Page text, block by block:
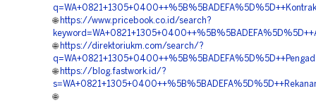
🌐 https://www.pricebook.co.id/search?
🌐 https://direktoriukm.com/search/?
🌐 https://blog.fastwork.id/?
🌐